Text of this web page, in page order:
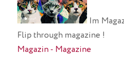
Im
Flip through magazine !
Magazin - Magazine